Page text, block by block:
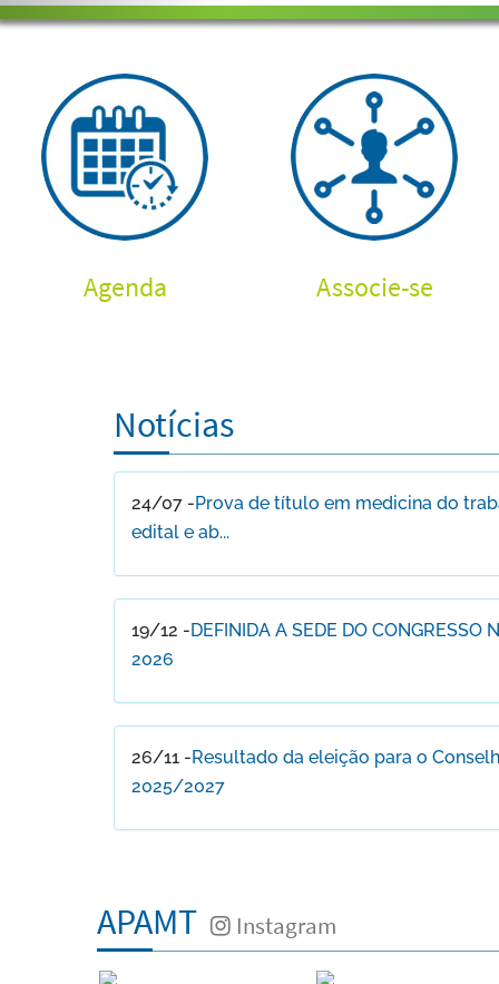
Agenda Associe-se
Notícias
24/07 -Prova de título em medicina do
edital e ab...
19/12 -DEFINIDA A SEDE DO CONGRESSO
2026
26/11 -Resultado da eleição para o
2025/2027
APAMT Instagram